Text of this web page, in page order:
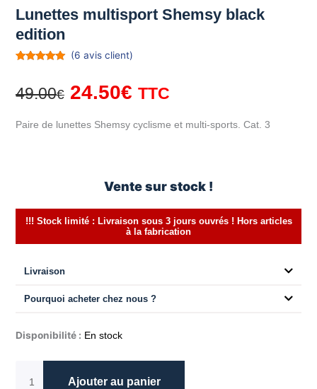
Lunettes multisport Shemsy black
edition
basé sur
notations
(6 avis client)
49.00€ Le
prix
initial
24.50€ Le
prix
actuel
est :
TTC
Paire de lunettes Shemsy cyclisme et multi-sports. Cat. 3
Vente sur stock !
!!! Stock limité : Livraison sous 3 jours ouvrés ! Hors articles
à la fabrication
Livraison
Pourquoi acheter chez nous ?
Disponibilité : En stock
quantité
multisport
Ajouter au panier